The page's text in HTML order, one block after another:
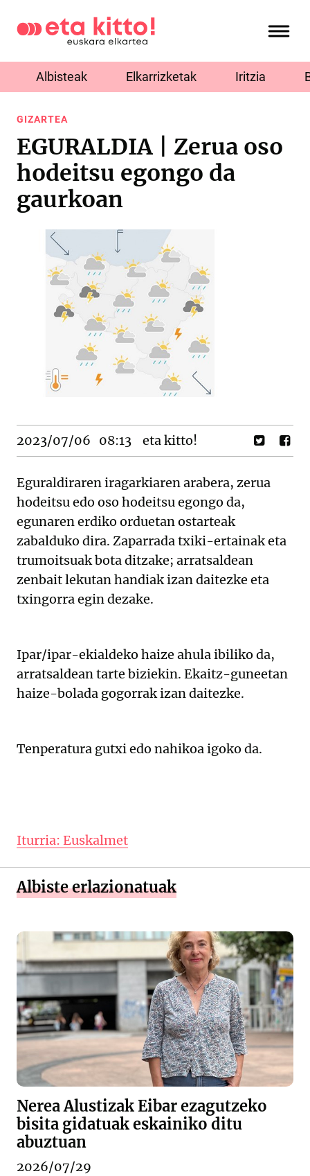
Albisteak Elkarrizketak Iritzia
GIZARTEA
EGURALDIA | Zerua oso
hodeitsu egongo da
gaurkoan
2023/07/06 08:13 eta kitto!
Eguraldiraren iragarkiaren arabera, zerua
hodeitsu edo oso hodeitsu egongo da,
egunaren erdiko orduetan ostarteak
zabalduko dira. Zaparrada txiki-ertainak eta
trumoitsuak bota ditzake; arratsaldean
zenbait lekutan handiak izan daitezke eta
txingorra egin dezake.
Ipar/ipar-ekialdeko haize ahula ibiliko da,
arratsaldean tarte biziekin. Ekaitz-guneetan
haize-bolada gogorrak izan daitezke.
Tenperatura gutxi edo nahikoa igoko da.
Iturria: Euskalmet
Albiste erlazionatuak
Nerea Alustizak Eibar ezagutzeko
bisita gidatuak eskainiko ditu
abuztuan
2026/07/29